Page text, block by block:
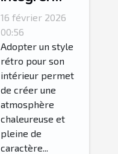
des
accessoires
vintage
pour un
intérieur
rétro
authentique
?
16 février 2026
00:56
Adopter un style
rétro pour son
intérieur permet
de créer une
atmosphère
chaleureuse et
pleine de
caractère...